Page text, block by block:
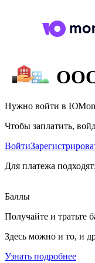
Нужно войти в
Чтобы заплатить,
Войти
Для платежа подходят:
Баллы
Получайте и тратьте
Здесь можно и то, и
Узнать подробнее